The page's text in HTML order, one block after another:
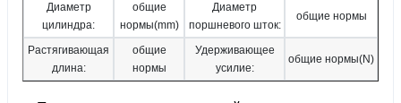
Диаметр
цилиндра:
общие
нормы(mm)
Диаметр
поршневого шток:
общие нормы
Растягивающая
длина:
общие
нормы
Удерживающее
усилие:
общие нормы(N)